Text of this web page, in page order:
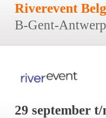
Riverevent
B-Gent-
29 september